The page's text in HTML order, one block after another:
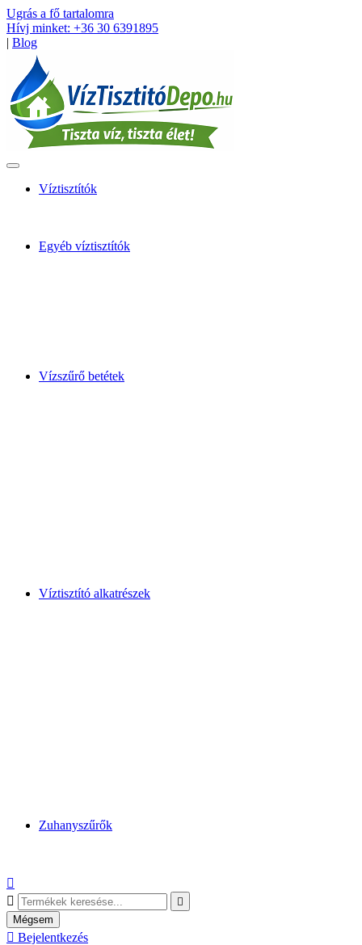
Ugrás a fő tartalomra
Hívj minket: +36 30 6391895
| Blog
Víztisztítók
Egyéb víztisztítók
Vízszűrő betétek
Víztisztító alkatrészek
Zuhanyszűrők



Mégsem
 Bejelentkezés